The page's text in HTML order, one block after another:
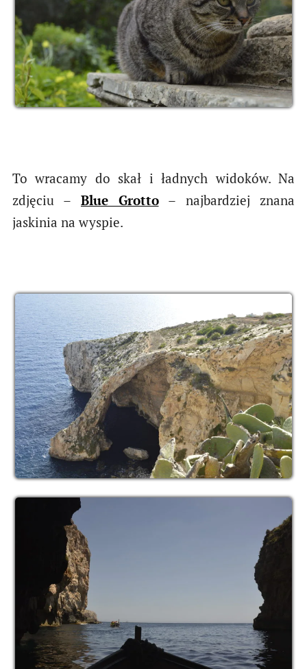
To wracamy do skał i ładnych widoków. Na
zdjęciu – Blue Grotto– najbardziej znana
jaskinia na wyspie.